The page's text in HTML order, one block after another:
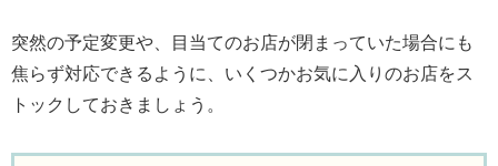
突然の予定変更や、目当てのお店が閉まっていた場合にも
焦らず対応できるように、いくつかお気に入りのお店をス
トックしておきましょう。